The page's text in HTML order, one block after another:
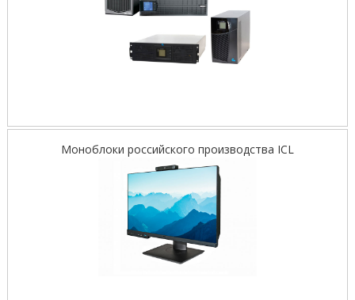
Моноблоки российского производства ICL